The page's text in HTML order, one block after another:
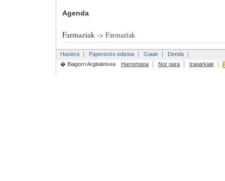
Agenda
Farmaziak-> Farmaziak
Hasiera Paperezko edizioa Gaiak
Denda
� Baigorri Argitaletxea
Harremana Nor gara Iragarkiak